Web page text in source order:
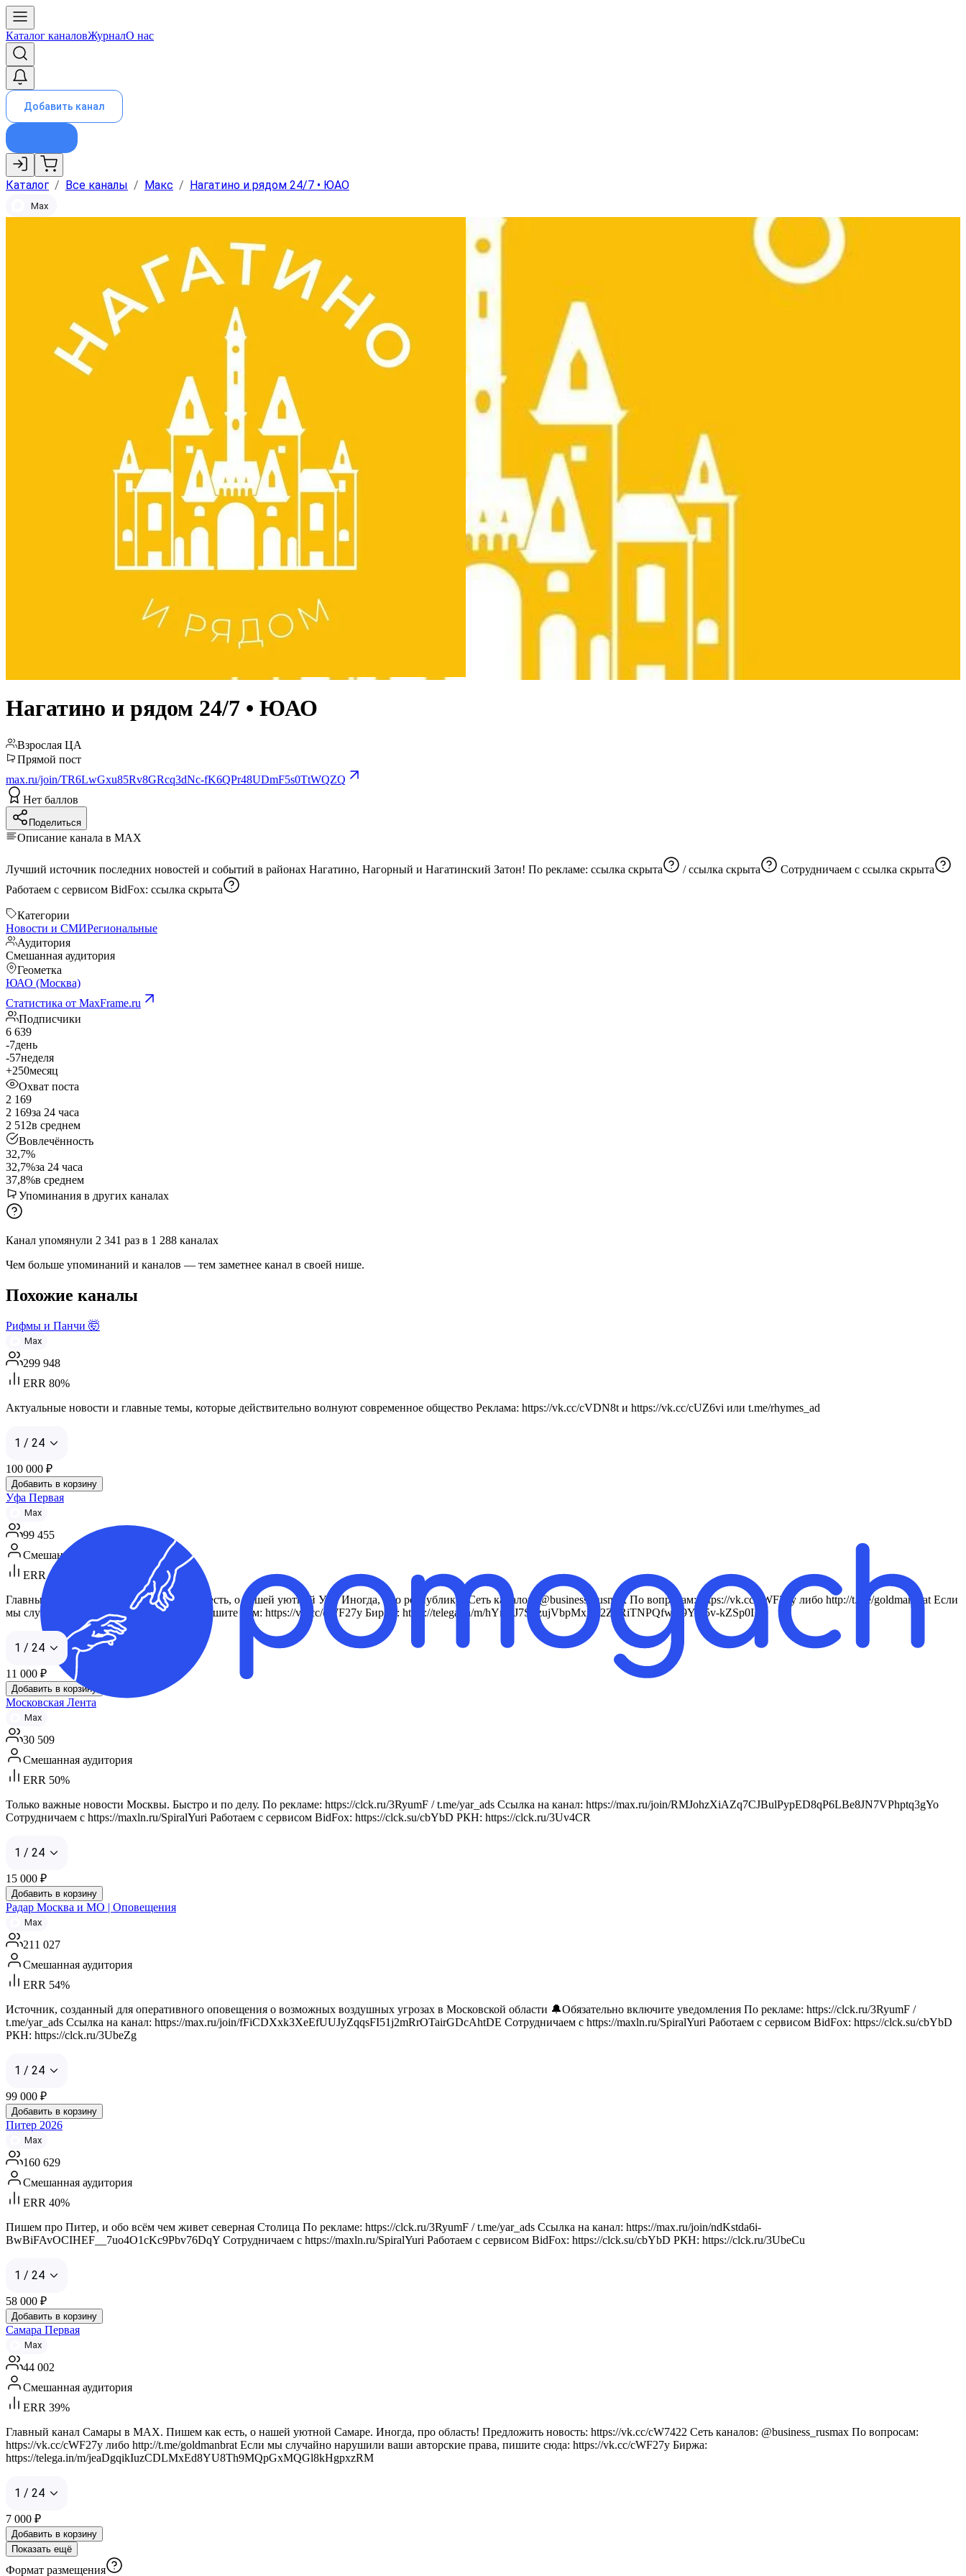
Каталог каналовЖурналО нас
Добавить канал
Каталог / Все каналы / Макс / Нагатино и рядом 24/7 • ЮАО
Max
Нагатино и рядом 24/7 • ЮАО
Взрослая ЦА
Прямой пост
max.ru/join/TR6LwGxu85Rv8GRcq3dNc-fK6QPr48UDmF5s0TtWQZQ
Нет баллов
Поделиться
Описание канала в MAX
Лучший источник последних новостей и событий в районах Нагатино, Нагорный и Нагатинский Затон! По рекламе: ссылка скрыта /ссылка скрыта Сотрудничаем с ссылка скрыта
Работаем с сервисом BidFox: ссылка скрыта
Категории
Новости и СМИРегиональные
Аудитория
Смешанная аудитория
Геометка
ЮАО (Москва)
Статистика от MaxFrame.ru
Подписчики
6 639
-7день
-57неделя
+250месяц
Охват поста
2 169
2 169за 24 часа
2 512в среднем
Вовлечённость
32,7%
32,7%за 24 часа
37,8%в среднем
Упоминания в других каналах
Канал упомянули 2 341 раз в 1 288 каналах
Чем больше упоминаний и каналов — тем заметнее канал в своей нише.
Похожие каналы
Рифмы и Панчи 🤯
Max
299 948
ERR 80%
Актуальные новости и главные темы, которые действительно волнуют современное общество Реклама: https://vk.cc/cVDN8t и https://vk.cc/cUZ6vi или t.me/rhymes_ad
1 / 24
100 000 ₽
Добавить в корзину
Уфа Первая
Max
99 455
Смешанная аудитория
ERR 46%
Главный канал Уфы в MAX. Пишем как есть, о нашей уютной Уфе Иногда, про республику! Сеть каналов: @business_rusmax По вопросам: https://vk.cc/cWF27y либо http://t.me/goldmanbrat Если
мы случайно нарушили ваши права, напишите нам: https://vk.cc/cWF27y Биржа: https://telega.in/m/hYnVJ7SjrzujVbpMxLT2Z8RiTNPQfwH9Ym5v-kZSp0I
1 / 24
11 000 ₽
Добавить в корзину
Московская Лента
Max
30 509
Смешанная аудитория
ERR 50%
Только важные новости Москвы. Быстро и по делу. По рекламе: https://clck.ru/3RyumF / t.me/yar_ads Ссылка на канал: https://max.ru/join/RMJohzXiAZq7CJBulPypED8qP6LBe8JN7VPhptq3gYo
Сотрудничаем с https://maxln.ru/SpiralYuri Работаем с сервисом BidFox: https://clck.su/cbYbD РКН: https://clck.ru/3Uv4CR
1 / 24
15 000 ₽
Добавить в корзину
Радар Москва и МО | Оповещения
Max
211 027
Смешанная аудитория
ERR 54%
Источник, созданный для оперативного оповещения о возможных воздушных угрозах в Московской области 🔔Обязательно включите уведомления По рекламе: https://clck.ru/3RyumF /
t.me/yar_ads Ссылка на канал: https://max.ru/join/fFiCDXxk3XeEfUUJyZqqsFI51j2mRrOTairGDcAhtDE Сотрудничаем с https://maxln.ru/SpiralYuri Работаем с сервисом BidFox: https://clck.su/cbYbD
РКН: https://clck.ru/3UbeZg
1 / 24
99 000 ₽
Добавить в корзину
Питер 2026
Max
160 629
Смешанная аудитория
ERR 40%
Пишем про Питер, и обо всём чем живет северная Столица По рекламе: https://clck.ru/3RyumF / t.me/yar_ads Ссылка на канал: https://max.ru/join/ndKstda6i-
BwBiFAvOCIHEF__7uo4O1cKc9Pbv76DqY Сотрудничаем с https://maxln.ru/SpiralYuri Работаем с сервисом BidFox: https://clck.su/cbYbD РКН: https://clck.ru/3UbeCu
1 / 24
58 000 ₽
Добавить в корзину
Самара Первая
Max
44 002
Смешанная аудитория
ERR 39%
Главный канал Самары в MAX. Пишем как есть, о нашей уютной Самаре. Иногда, про область! Предложить новость: https://vk.cc/cW7422 Сеть каналов: @business_rusmax По вопросам:
https://vk.cc/cWF27y либо http://t.me/goldmanbrat Если мы случайно нарушили ваши авторские права, пишите сюда: https://vk.cc/cWF27y Биржа:
https://telega.in/m/jeaDgqikIuzCDLMxEd8YU8Th9MQpGxMQGl8kHgpxzRM
1 / 24
7 000 ₽
Добавить в корзину
Показать ещё
Формат размещения